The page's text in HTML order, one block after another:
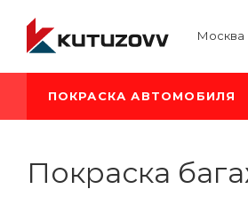
Москва
ПОКРАСКА АВТОМОБИЛЯ
Покраска